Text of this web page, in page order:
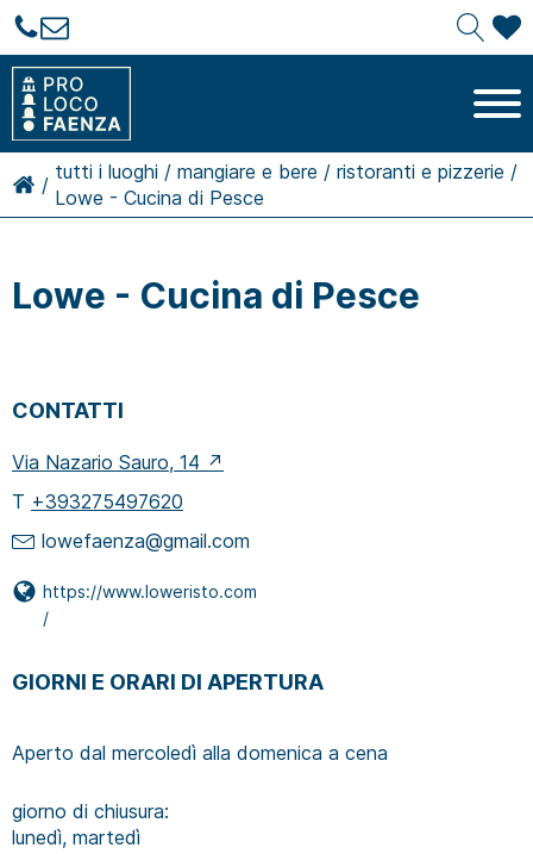
/
tutti i luoghi / mangiare e bere / ristoranti e pizzerie /
Lowe - Cucina di Pesce
Lowe - Cucina di Pesce
CONTATTI
Via Nazario Sauro, 14 ↗
T +393275497620
lowefaenza@gmail.com
https://www.loweristo.com
/
GIORNI E ORARI DI APERTURA
Aperto dal mercoledì alla domenica a cena
giorno di chiusura:
lunedì, martedì